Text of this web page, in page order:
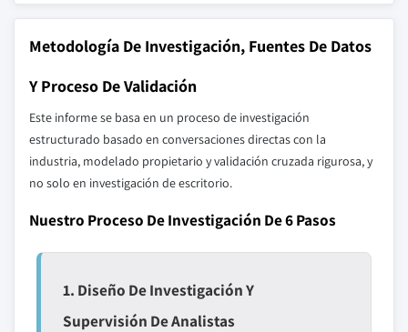
Metodología De Investigación, Fuentes De Datos
Y Proceso De Validación
Este informe se basa en un proceso de investigación
estructurado basado en conversaciones directas con la
industria, modelado propietario y validación cruzada rigurosa, y
no solo en investigación de escritorio.
Nuestro Proceso De Investigación De 6 Pasos
1. Diseño De Investigación Y
Supervisión De Analistas